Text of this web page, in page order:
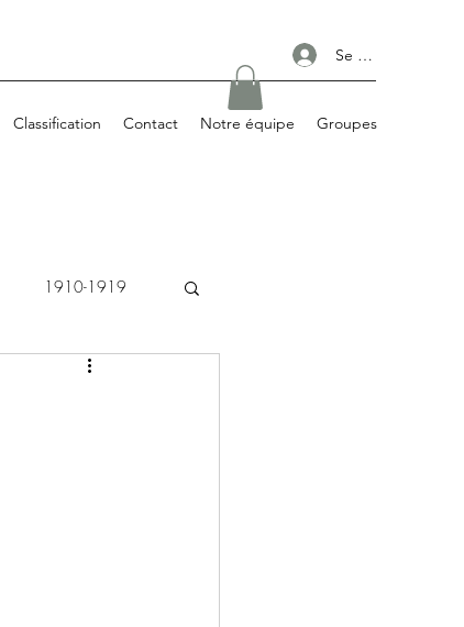
Se connecter
Classification Contact Notre équipe Groupes
1910-1919